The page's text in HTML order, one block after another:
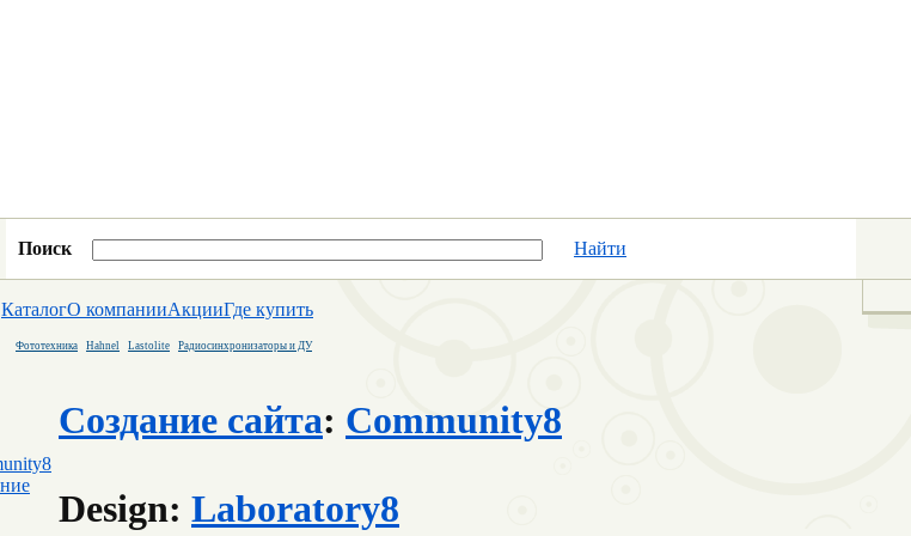
Поиск Найти
КаталогО компанииАкцииГде купить
Фототехника Hahnel Lastolite Радиосинхронизаторы и ДУ
Создание сайта: Community8
Design: Laboratory8